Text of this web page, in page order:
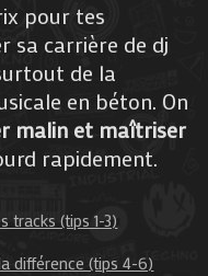
pour tes
sa carrière de dj
de la
en béton. On
malin et maîtriser
rapidement.
tracks (tips 1-3)
différence (tips 4-6)